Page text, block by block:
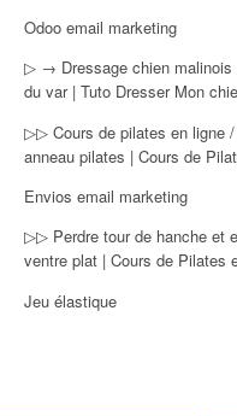
Odoo email marketing
▷ → Dressage chien malinois
du var | Tuto Dresser Mon
▷▷ Cours de pilates en ligne
anneau pilates | Cours de
Envios email marketing
▷▷ Perdre tour de hanche et
ventre plat | Cours de Pilates
Jeu élastique